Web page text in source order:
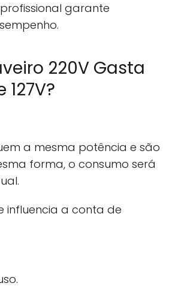
garante
220V Gasta
127V?
a mesma potência e são
forma, o consumo será
influencia a conta de